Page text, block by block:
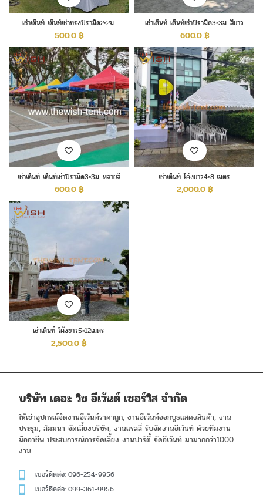
เช่าเต็นท์-เต็นท์เช่าทรงปิรามิด2×2ม.
500.0฿
เช่าเต็นท์-เต็นท์เช่าปิรามิด3×3ม. สีขาว
600.0฿
เช่าเต็นท์-เต็นท์เช่าปิรามิด3×3ม. หลายสี
600.0฿
เช่าเต็นท์-โค้งขาว4×8 เมตร
2,000.0฿
เช่าเต็นท์-โค้งขาว5×12เมตร
2,500.0฿
บริษัท เดอะ วิช อีเว้นต์ เซอร์วิส จำกัด
ให้เช่าอุปกรณ์จัดงานอีเว้นท์ราคาถูก, งานอีเว้นท์ออกบูธแสดงสินค้า, งาน
ประชุม, สัมมนา จัดเลี้ยงบริษัท, งานแรลลี่ รับจัดงานอีเว้นท์ ด้วยทีมงาน
มืออาชีพ ประสบการณ์การจัดเลี้ยง งานปาร์ตี้ จัดอีเว้นท์ มามากกว่า1000
งาน
เบอร์ติดต่อ: 096-254-9956
เบอร์ติดต่อ: 099-361-9956